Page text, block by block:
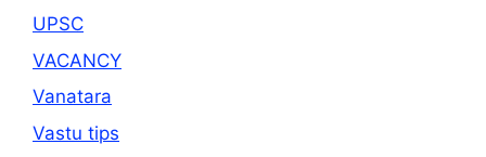
UPSC
VACANCY
Vanatara
Vastu tips